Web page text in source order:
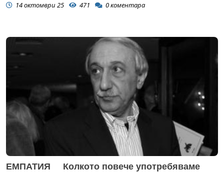
14 октомври 25 471 0коментара
ЕМПАТИЯ Колкото повече употребяваме